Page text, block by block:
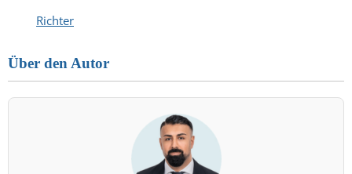
Richter
Über den Autor